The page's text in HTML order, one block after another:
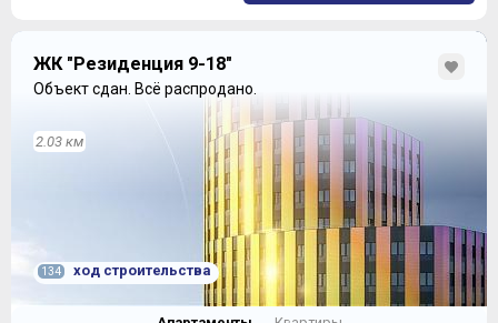
ЖК "Резиденция 9-18"
Объект сдан. Всё распродано.
2.03 км
134 ход строительства